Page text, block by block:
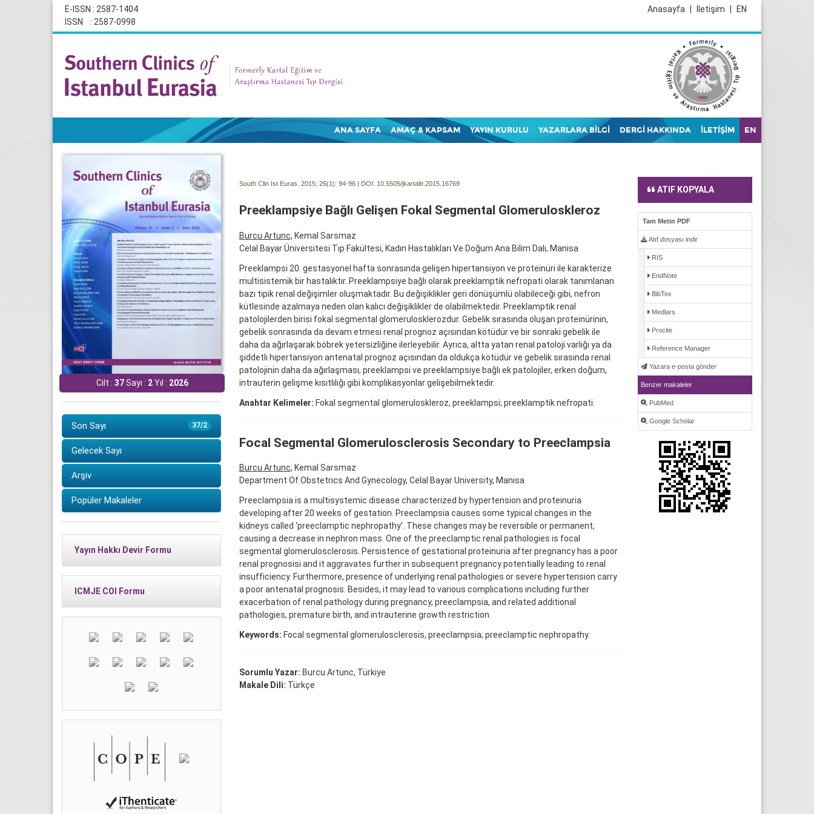
E-ISSN : 2587-1404
ISSN : 2587-0998
EN
İletişim
Anasayfa
ANA SAYFA AMAÇ & KAPSAM YAYIN KURULU YAZARLARA BİLGİ DERGİ HAKKINDA İLETİŞİM EN
Cilt : 37Sayı : 2Yıl : 2026
37/2
Son Sayı
Gelecek Sayı
Arşiv
Popüler Makaleler
Yayın Hakkı Devir Formu
ICMJE COI Formu
South Clin Ist Euras. 2015; 26(1): 94-96 | DOI: 10.5505/jkartaltr.2015.16769
Preeklampsiye Bağlı Gelişen Fokal Segmental Glomeruloskleroz
Burcu Artunc, Kemal Sarsmaz
Celal Bayar Üniversitesi Tıp Fakültesi, Kadın Hastalıkları Ve Doğum Ana Bilim Dalı, Manisa
Preeklampsi 20. gestasyonel hafta sonrasında gelişen hipertansiyon ve proteinüri ile karakterize
multisistemik bir hastalıktır. Preeklampsiye bağlı olarak preeklamptik nefropati olarak tanımlanan
bazı tipik renal değişimler oluşmaktadır. Bu değişiklikler geri dönüşümlü olabileceği gibi, nefron
kütlesinde azalmaya neden olan kalıcı değişiklikler de olabilmektedir. Preeklamptik renal
patolojilerden birisi fokal segmental glomerulosklerozdur. Gebelik sırasında oluşan proteinürinin,
gebelik sonrasında da devam etmesi renal prognoz açısından kötüdür ve bir sonraki gebelik ile
daha da ağırlaşarak böbrek yetersizliğine ilerleyebilir. Ayrıca, altta yatan renal patoloji varlığı ya da
şiddetli hipertansiyon antenatal prognoz açısından da oldukça kötüdür ve gebelik sırasında renal
patolojinin daha da ağırlaşması, preeklampsi ve preeklampsiye bağlı ek patolojiler, erken doğum,
intrauterin gelişme kısıtlılığı gibi komplikasyonlar gelişebilmektedir.
Anahtar Kelimeler: Fokal segmental glomeruloskleroz, preeklampsi; preeklamptik nefropati.
Focal Segmental Glomerulosclerosis Secondary to Preeclampsia
Burcu Artunc, Kemal Sarsmaz
Department Of Obstetrics And Gynecology, Celal Bayar University, Manisa
Preeclampsia is a multisystemic disease characterized by hypertension and proteinuria
developing after 20 weeks of gestation. Preeclampsia causes some typical changes in the
kidneys called ‘preeclamptic nephropathy’. These changes may be reversible or permanent,
causing a decrease in nephron mass. One of the preeclamptic renal pathologies is focal
segmental glomerulosclerosis. Persistence of gestational proteinuria after pregnancy has a poor
renal prognosisi and it aggravates further in subsequent pregnancy potentially leading to renal
insufficiency. Furthermore, presence of underlying renal pathologies or severe hypertension carry
a poor antenatal prognosis. Besides, it may lead to various complications including further
exacerbation of renal pathology during pregnancy, preeclampsia, and related additional
pathologies, premature birth, and intrauterine growth restriction.
Keywords: Focal segmental glomerulosclerosis, preeclampsia; preeclamptic nephropathy.
Sorumlu Yazar: Burcu Artunc, Türkiye
Makale Dili: Türkçe
ATIF KOPYALA
Tam Metin PDF
Atıf dosyası indir
RIS
EndNote
BibTex
Medlars
Procite
Reference Manager
Yazara e-posta gönder
Benzer makaleler
PubMed
Google Scholar